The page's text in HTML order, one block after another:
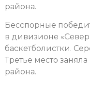
района.
Бесспорные
в дивизионе
баскетболистки.
Третье место
района.